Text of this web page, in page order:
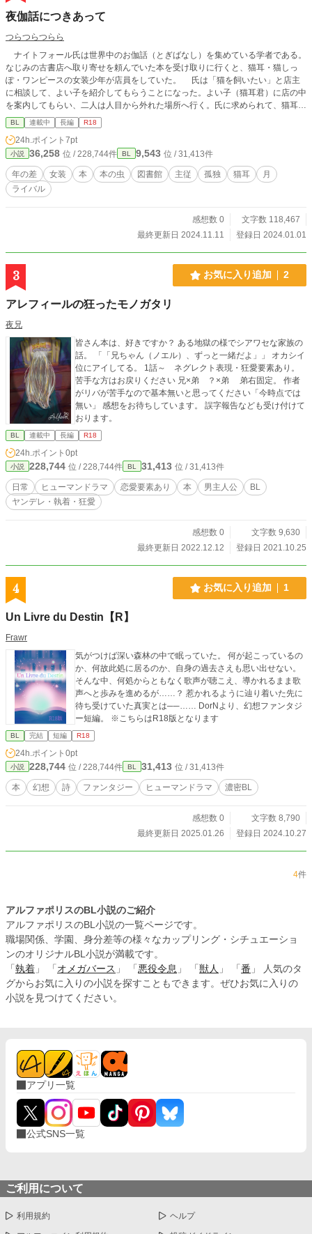
夜伽話につきあって
つらつらつらら
ナイトフォール氏は世界中のお伽話（とぎばなし）を集めている学者である。
なじみの古書店へ取り寄せを頼んでいた本を受け取りに行くと、猫耳・猫しっ
ぽ・ワンピースの女装少年が店員をしていた。 氏は「猫を飼いたい」と店主
に相談して、よい子を紹介してもらうことになった。よい子（猫耳君）に店の中
を案内してもらい、二人は人目から外れた場所へ行く。氏に求められて、猫耳君
BL 連載中 長編 R18
24h.ポイント 7pt
小説 36,258 位 / 228,744件 BL 9,543 位 / 31,413件
年の差 女装 本 本の虫 図書館 主従 孤独 猫耳
月
ライバル
感想数 0
文字数 118,467
最終更新日 2024.11.11
登録日 2024.01.01
3 お気に入り追加 2
アレフィールの狂ったモノガタリ
夜兄
皆さん本は、好きですか？ ある地獄の様でシアワセな家族の
話。 「「兄ちゃん（ノエル）、ずっと一緒だよ」」 オカシイ
位にアイしてる。 1話～ ネグレクト表現・狂愛要素あり。
苦手な方はお戻りください 兄×弟 ？×弟 弟右固定。 作者
がリバが苦手なので基本無いと思ってください「今時点では
無い」 感想をお待ちしています。 誤字報告なども受け付けて
おります。
BL 連載中 長編 R18
24h.ポイント 0pt
小説 228,744 位 / 228,744件 BL 31,413 位 / 31,413件
日常 ヒューマンドラマ 恋愛要素あり 本 男主人公
BL
ヤンデレ・執着・狂愛
感想数 0
文字数 9,630
最終更新日 2022.12.12
登録日 2021.10.25
4 お気に入り追加 1
Un Livre du Destin【R】
Frаwr
気がつけば深い森林の中で眠っていた。 何が起こっているの
か、何故此処に居るのか、自身の過去さえも思い出せない。
そんな中、何処からともなく歌声が聴こえ、導かれるまま歌
声へと歩みを進めるが……？ 惹かれるように辿り着いた先に
待ち受けていた真実とは──…… DorNより、幻想ファンタジ
ー短編。 ※こちらはR18版となります
BL 完結 短編 R18
24h.ポイント 0pt
小説 228,744 位 / 228,744件 BL 31,413 位 / 31,413件
本 幻想 詩 ファンタジー ヒューマンドラマ 濃密BL
感想数 0
文字数 8,790
最終更新日 2025.01.26
登録日 2024.10.27
4件
アルファポリスのBL小説のご紹介
アルファポリスのBL小説の一覧ページです。
職場関係、学園、身分差等の様々なカップリング・シチュエーショ
ンのオリジナルBL小説が満載です。
「 執着 」 「 オメガバース 」 「 悪役令息 」 「 獣人 」 「 番 」 人気のタ
グからお気に入りの小説を探すこともできます。ぜひお気に入りの
小説を見つけてください。
アプリ一覧
公式SNS一覧
ご利用について
利用規約 ヘルプ